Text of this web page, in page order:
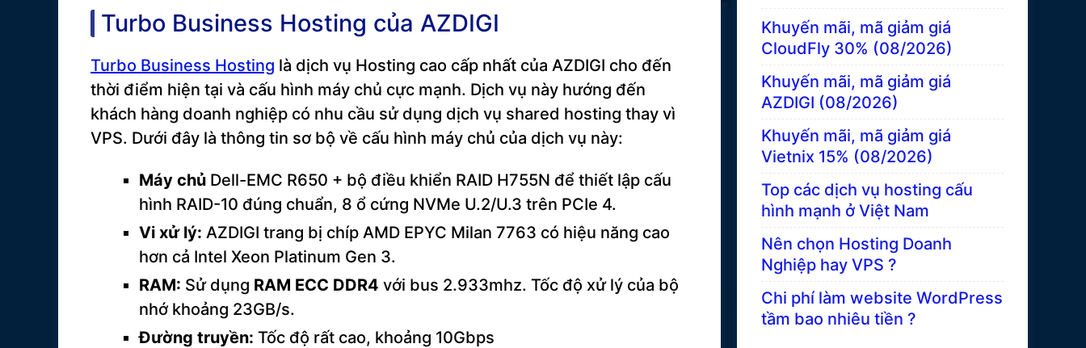
Turbo Business Hosting của AZDIGI
Turbo Business Hosting là dịch vụ Hosting cao cấp nhất của AZDIGI cho đến
thời điểm hiện tại và cấu hình máy chủ cực mạnh. Dịch vụ này hướng đến
khách hàng doanh nghiệp có nhu cầu sử dụng dịch vụ shared hosting thay vì
VPS. Dưới đây là thông tin sơ bộ về cấu hình máy chủ của dịch vụ này:
Máy chủ Dell-EMC R650 + bộ điều khiển RAID H755N để thiết lập cấu
hình RAID-10 đúng chuẩn, 8 ổ cứng NVMe U.2/U.3 trên PCIe 4.
Vi xử lý: AZDIGI trang bị chíp AMD EPYC Milan 7763 có hiệu năng cao
hơn cả Intel Xeon Platinum Gen 3.
RAM: Sử dụng RAM ECC DDR4 với bus 2.933mhz. Tốc độ xử lý của bộ
nhớ khoảng 23GB/s.
Đường truyền: Tốc độ rất cao, khoảng 10Gbps
Khuyến mãi, mã giảm giá
CloudFly 30% (08/2026)
Khuyến mãi, mã giảm giá
AZDIGI (08/2026)
Khuyến mãi, mã giảm giá
Vietnix 15% (08/2026)
Top các dịch vụ hosting cấu
hình mạnh ở Việt Nam
Nên chọn Hosting Doanh
Nghiệp hay VPS ?
Chi phí làm website WordPress
tầm bao nhiêu tiền ?